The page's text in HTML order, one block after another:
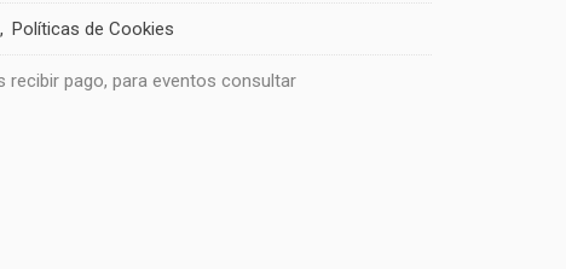
Políticas de Cookies
recibir pago, para eventos consultar